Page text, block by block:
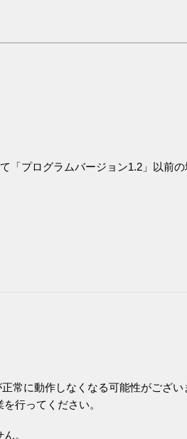
「プログラムバージョン1.2」以前
常に動作しなくなる可能性がござい
行ってください。
。